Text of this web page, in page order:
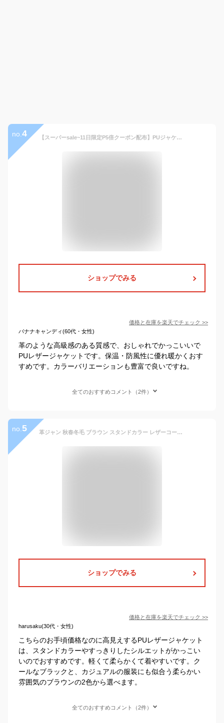
no. 4 【スーパーsale~11日限定P5倍クーポン配布】PUジャケット レザージャケット メンズ レザーフライトジャケット 秋冬 PU ライダースジャケット 革ジャン 皮ジャン ライダースジャケット カッコいい スリム ポケット 通勤 デート 普段着
ショップでみる
価格と在庫を楽天でチェック >>
バナナキャンディ(60代・女性)
革のような高級感のある質感で、おしゃれでかっこいいで
PUレザージャケットです。保温・防風性に優れ暖かくおす
すめです。カラーバリエーションも豊富で良いですね。
全てのおすすめコメント（2件）
no. 5 革ジャン 秋春冬毛 ブラウン スタンドカラー レザーコート アウター クラシックPUレザー 防風 レザー革ジャンパー メンズ レザージャケット ライダースジャケット ジャケット コート 革ジャン PU 本格 ジャストサイズ RSL
ショップでみる
価格と在庫を楽天でチェック >>
harusaku(30代・女性)
こちらのお手頃価格なのに高見えするPUレザージャケット
は、スタンドカラーやすっきりしたシルエットがかっこい
いのでおすすめです。軽くて柔らかくて着やすいです。ク
ールなブラックと、カジュアルの服装にも似合う柔らかい
雰囲気のブラウンの2色から選べます。
全てのおすすめコメント（2件）